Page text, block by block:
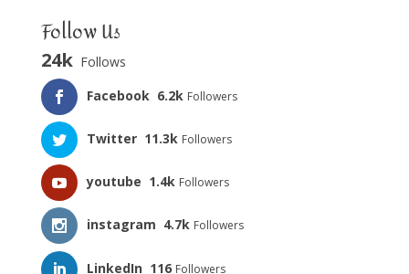
Follow Us
24k Follows
Facebook 6.2k Followers
Twitter 11.3k Followers
youtube 1.4k Followers
instagram 4.7k Followers
LinkedIn 116 Followers